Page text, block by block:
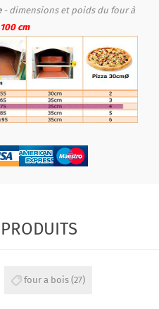
- dimensions et poids du four à
cm
four a bois (27)